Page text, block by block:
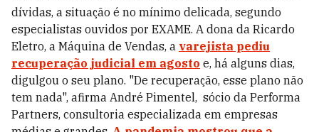
dívidas, a situação é no mínimo delicada, segundo
especialistas ouvidos por EXAME. A dona da Ricardo
Eletro, a Máquina de Vendas, a varejista pediu
recuperação judicial em agosto e, há alguns dias,
digulgou o seu plano. "De recuperação, esse plano não
tem nada", afirma André Pimentel, sócio da Performa
Partners, consultoria especializada em empresas